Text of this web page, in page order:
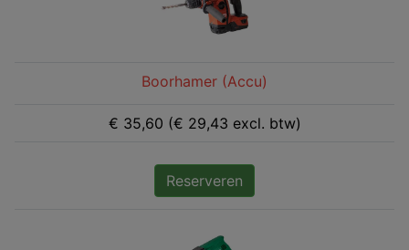
Boorhamer (Accu)
€ 35,60 (€ 29,43 excl. btw)
Reserveren